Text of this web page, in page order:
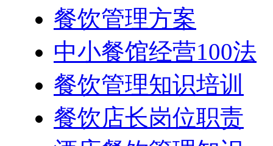
餐饮管理方案
中小餐馆经营100法
餐饮管理知识培训
餐饮店长岗位职责